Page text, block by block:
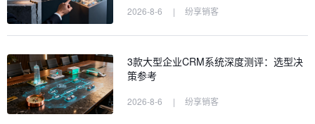
2026-8-6 | 纷享销客
3款大型企业CRM系统深度测评：选型决
策参考
2026-8-6 | 纷享销客